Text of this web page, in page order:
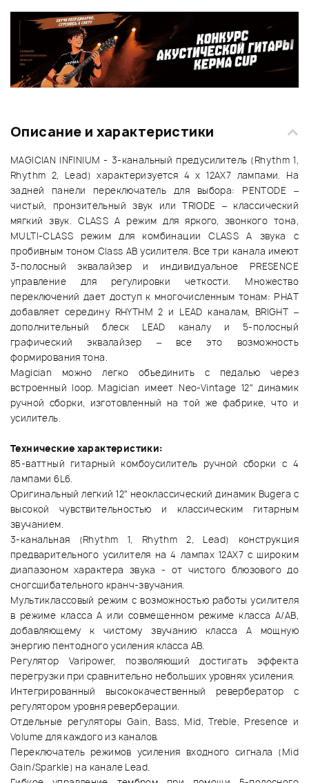
Описание и характеристики
MAGICIAN INFINIUM - 3-канальный предусилитель (Rhythm 1,
Rhythm 2, Lead) характеризуется 4 x 12AX7 лампами. На
задней панели переключатель для выбора: PENTODE –
чистый, пронзительный звук или TRIODE – классический
мягкий звук. CLASS A режим для яркого, звонкого тона,
MULTI-CLASS режим для комбинации CLASS A звука с
пробивным тоном Class AB усилителя. Все три канала имеют
3-полосный эквалайзер и индивидуальное PRESENCE
управление для регулировки четкости. Множество
переключений дает доступ к многочисленным тонам: PHAT
добавляет середину RHYTHM 2 и LEAD каналам, BRIGHT –
дополнительный блеск LEAD каналу и 5-полосный
графический эквалайзер – все это возможность
формирования тона.
Magician можно легко объединить с педалью через
встроенный loop. Magician имеет Neo-Vintage 12" динамик
ручной сборки, изготовленный на той же фабрике, что и
усилитель.
Технические характеристики:
85-ваттный гитарный комбоусилитель ручной сборки с 4
лампами 6L6.
Оригинальный легкий 12" неоклассический динамик Bugera с
высокой чувствительностью и классическим гитарным
звучанием.
3-канальная (Rhythm 1, Rhythm 2, Lead) конструкция
предварительного усилителя на 4 лампах 12AX7 с широким
диапазоном характера звука - от чистого блюзового до
сногсшибательного кранч-звучания.
Мультиклассовый режим с возможностью работы усилителя
в режиме класса A или совмещенном режиме класса A/AB,
добавляющему к чистому звучанию класса A мощную
энергию пентодного усиления класса AB.
Регулятор Varipower, позволяющий достигать эффекта
перегрузки при сравнительно небольших уровнях усиления.
Интегрированный высококачественный ревербератор с
регулятором уровня реверберации.
Отдельные регуляторы Gain, Bass, Mid, Treble, Presence и
Volume для каждого из каналов.
Переключатель режимов усиления входного сигнала (Mid
Gain/Sparkle) на канале Lead.